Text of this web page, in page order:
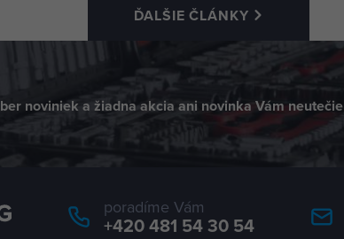
ĎALŠIE ČLÁNKY
noviniek a žiadna akcia ani novinka Vám neutečie
poradíme Vám
+420 481 54 30 54